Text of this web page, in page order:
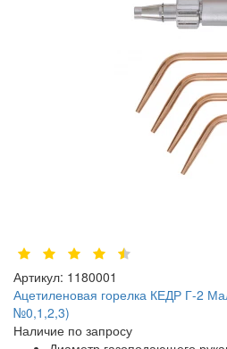
Артикул: 1180001
Ацетиленовая горелка КЕДР Г-2
№0,1,2,3)
Наличие по запросу